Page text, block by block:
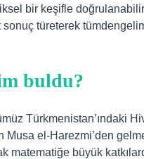
bir keşifle
türeterek
buldu?
Türkmenistan’ındaki
el-Harezmi’den
matematiğe büyük